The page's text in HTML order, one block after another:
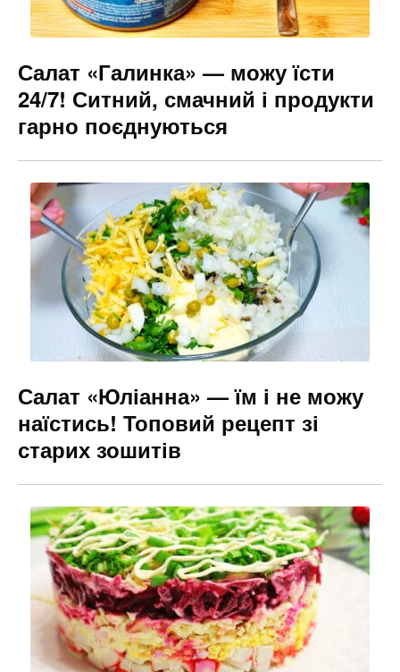
Салат «Галинка» — можу їсти
24/7! Ситний, смачний і продукти
гарно поєднуються
Салат «Юліанна» — їм і не можу
наїстись! Топовий рецепт зі
старих зошитів